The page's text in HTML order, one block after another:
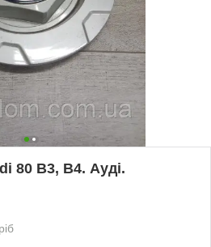
80 B3, B4. Ауді.